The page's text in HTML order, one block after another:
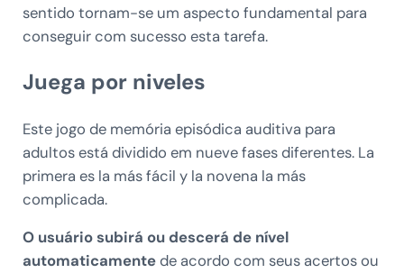
sentido tornam-se um aspecto fundamental para
conseguir com sucesso esta tarefa.
Juega por niveles
Este jogo de memória episódica auditiva para
adultos está dividido em nueve fases diferentes. La
primera es la más fácil y la novena la más
complicada.
O usuário subirá ou descerá de nível
automaticamentede acordo com seus acertos ou